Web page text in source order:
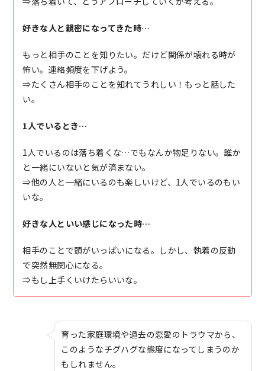
好きな人と親密になってきた時…
もっと相手のことを知りたい。だけど関係が壊れる時が
怖い。連絡頻度を下げよう。
⇒たくさん相手のことを知れてうれしい！もっと話した
い。
1人でいるとき…
1人でいるのは落ち着くな…でもなんか物足りない。誰か
と一緒にいないと気が済まない。
⇒他の人と一緒にいるのも楽しいけど、1人でいるのもい
いな。
好きな人といい感じになった時…
相手のことで頭がいっぱいになる。しかし、執着の反動
で突然無関心になる。
⇒もし上手くいけたらいいな。
育った家庭環境や過去の恋愛のトラウマから、
このようなチグハグな態度になってしまうのか
もしれません。